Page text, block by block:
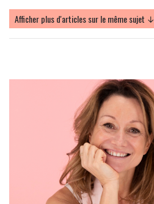
Afficher plus d'articles sur le même sujet ↓